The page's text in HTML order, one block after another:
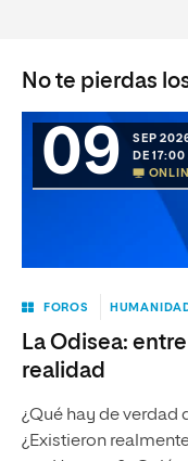
No te pierdas
09
SEP
DE
FOROS
La Odisea:
realidad
¿Qué hay de verdad
¿Existieron